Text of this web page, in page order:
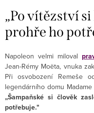
„Po vítězství
prohře ho
Napoleon velmi miloval
Jean-Rémy Moëta, vnuka
Při osvobození Remeše
legendárního domu
„Šampaňské si člověk
potřebuje."